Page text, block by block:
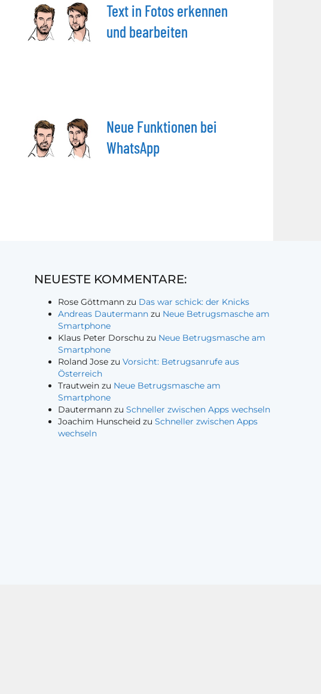
Text in Fotos erkennen
und bearbeiten
Neue Funktionen bei
WhatsApp
NEUESTE KOMMENTARE:
Rose Göttmann zu Das war schick: der Knicks
Andreas Dautermann zu Neue Betrugsmasche am
Smartphone
Klaus Peter Dorschu zu Neue Betrugsmasche am
Smartphone
Roland Jose zuVorsicht: Betrugsanrufe aus
Österreich
Trautwein zu Neue Betrugsmasche am
Smartphone
Dautermann zuSchneller zwischen Apps wechseln
Joachim Hunscheid zuSchneller zwischen Apps
wechseln